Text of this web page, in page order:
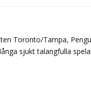
Toronto/Tampa,
sjukt talangfulla